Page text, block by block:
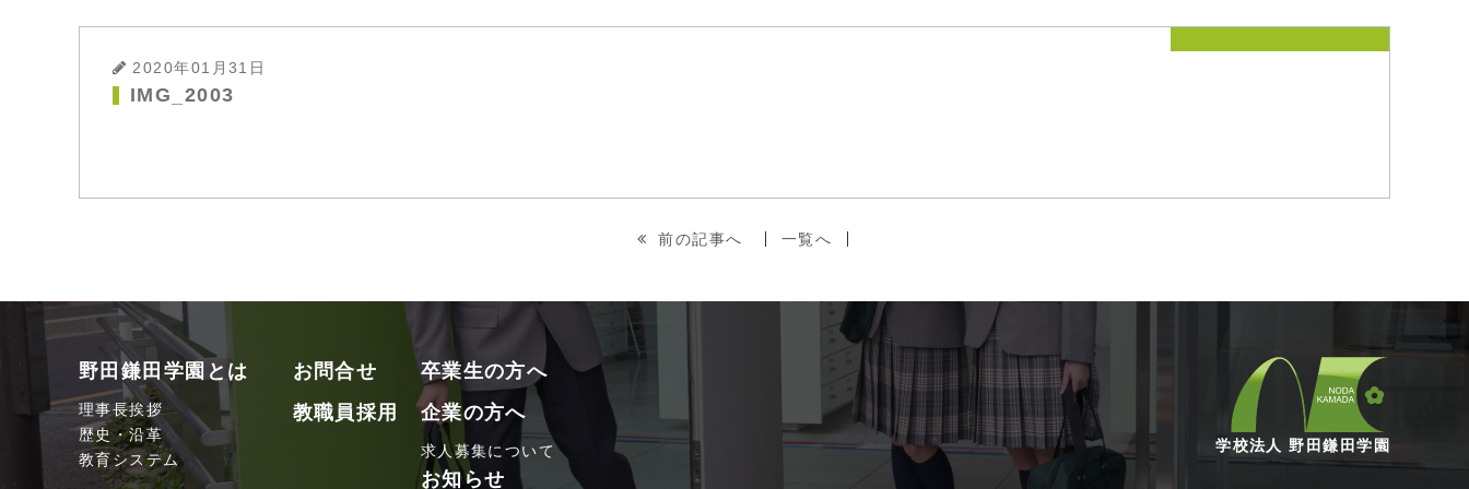
2020年01月31日
IMG_2003
前の記事へ 一覧へ
野田鎌田学園とは
理事長挨拶
歴史・沿革
教育システム
お問合せ
教職員採用
卒業生の方へ
企業の方へ
求人募集について
お知らせ
学校法人 野田鎌田学園